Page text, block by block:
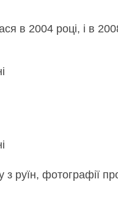
в 2004 році, і в
фотографії